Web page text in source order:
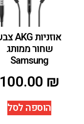
אוזניות AKG צבע
שחור ממותג
Samsung
100.00₪
הוספה לסל